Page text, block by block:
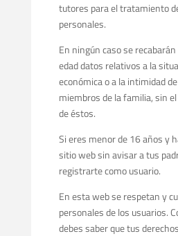
tutores para el tratamiento
personales.
En ningún caso se
edad datos relativos a la
económica o a la intimidad
miembros de la familia, sin
de éstos.
Si eres menor de 16 años y
sitio web sin avisar a tus
registrarte como usuario.
En esta web se respetan y
personales de los usuarios.
debes saber que tus